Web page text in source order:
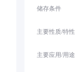
储存条件
主要性质/特性
主要应用/用途